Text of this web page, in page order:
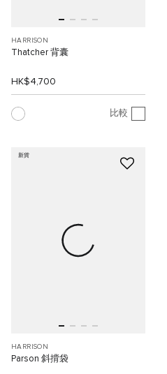
HARRISON
Thatcher 背囊
HK$4,700
比較
新貨
HARRISON
Parson 斜揹袋